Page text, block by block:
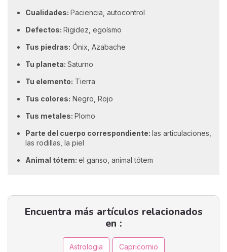
Cualidades: Paciencia, autocontrol
Defectos: Rigidez, egoísmo
Tus piedras: Ónix, Azabache
Tu planeta: Saturno
Tu elemento: Tierra
Tus colores: Negro, Rojo
Tus metales: Plomo
Parte del cuerpo correspondiente: las articulaciones,
las rodillas, la piel
Animal tótem: el ganso, animal tótem
Encuentra más artículos relacionados
en :
Astrologia Capricornio